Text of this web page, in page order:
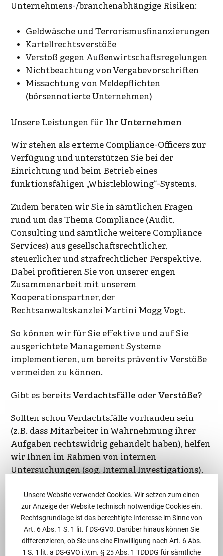
Unternehmens-/branchenabhängige Risiken:
Geldwäsche und Terrorismusfinanzierungen
Kartellrechtsverstöße
Verstoß gegen Außenwirtschaftsregelungen
Nichtbeachtung von Vergabevorschriften
Missachtung von Meldepflichten
(börsennotierte Unternehmen)
Unsere Leistungen für Ihr Unternehmen
Wir stehen als externe Compliance-Officers zur
Verfügung und unterstützen Sie bei der
Einrichtung und beim Betrieb eines
funktionsfähigen „Whistleblowing“-Systems.
Zudem beraten wir Sie in sämtlichen Fragen
rund um das Thema Compliance (Audit,
Consulting und sämtliche weitere Compliance
Services) aus gesellschaftsrechtlicher,
steuerlicher und strafrechtlicher Perspektive.
Dabei profitieren Sie von unserer engen
Zusammenarbeit mit unserem
Kooperationspartner, der
Rechtsanwaltskanzlei Martini Mogg Vogt.
So können wir für Sie effektive und auf Sie
ausgerichtete Management Systeme
implementieren, um bereits präventiv Verstöße
vermeiden zu können.
Gibt es bereitsVerdachtsfälle oderVerstöße?
Sollten schon Verdachtsfälle vorhanden sein
(z.B. dass Mitarbeiter in Wahrnehmung ihrer
Aufgaben rechtswidrig gehandelt haben), helfen
wir Ihnen im Rahmen von internen
Untersuchungen (sog. Internal Investigations),
zweckmäßige Konsequenzen zu ziehen, gerne
auch in Zusammenarbeit mit Ihren internen
Kräften (z.B. Ihrer Revision oder
demCompliance Officer ).
Unsere Website verwendet Cookies. Wir setzen zum einen
zur Anzeige der Website technisch notwendige Cookies ein.
Rechtsgrundlage ist das berechtigte Interesse im Sinne von
Art. 6 Abs. 1 S. 1 lit. f DS-GVO. Darüber hinaus können Sie
differenzieren, ob Sie uns eine Einwilligung nach Art. 6 Abs.
1 S. 1 lit. a DS-GVO i.V.m. § 25 Abs. 1 TDDDG für sämtliche